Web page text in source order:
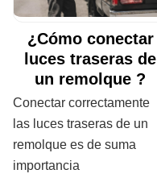
¿Cómo conectar
luces traseras de
un remolque ?
Conectar correctamente
las luces traseras de un
remolque es de suma
importancia